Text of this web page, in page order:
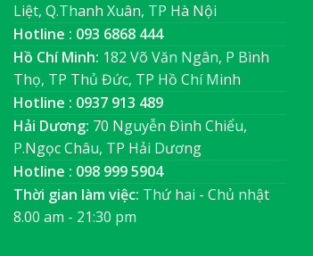
Liệt, Q.Thanh Xuân, TP Hà Nội
Hotline : 093 6868 444
Hồ Chí Minh: 182 Võ Văn Ngân, P Bình
Thọ, TP Thủ Đức, TP Hồ Chí Minh
Hotline : 0937 913 489
Hải Dương: 70 Nguyễn Đình Chiểu,
P.Ngọc Châu, TP Hải Dương
Hotline : 098 999 5904
Thời gian làm việc: Thứ hai - Chủ nhật
8.00 am - 21:30 pm